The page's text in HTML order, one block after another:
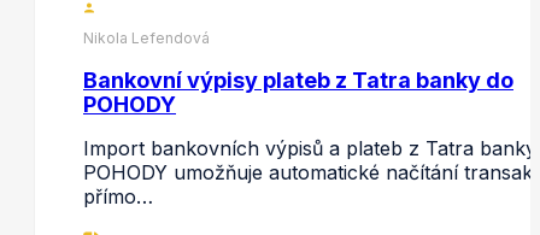
Nikola Lefendová
Bankovní výpisy plateb z Tatra banky do
POHODY
Import bankovních výpisů a plateb z Tatra
POHODY umožňuje automatické načítání
přímo…